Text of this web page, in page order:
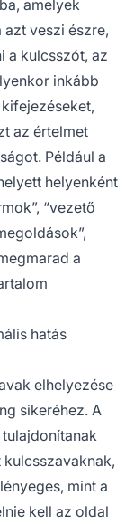
amelyek
veszi észre,
a kulcsszót, az
inkább
az értelmet
Például a
helyenként
“vezető
a
hatás
elhelyezése
sikeréhez. A
mint a
kell az oldal